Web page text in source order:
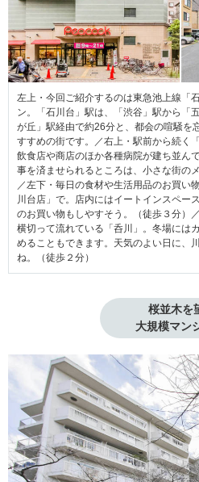
左上・今回ご紹介するのは東急池上線「
ン。「石川台」駅は、「渋谷」駅から「
が丘」駅経由で約26分と、都会の喧騒を
すすめの街です。／右上・駅前から続く
飲食店や商店のほか各種病院が建ち並ん
事を済ませられるところは、小さな街の
／左下・毎日の食材や生活用品のお買い
川台店」で。店内にはイートインスペー
のお買い物もしやすそう。（徒歩３分）
横切って流れている「呑川」。冬場には
めることもできます。天気のよい日に、
ね。（徒歩２分）
大規模マン